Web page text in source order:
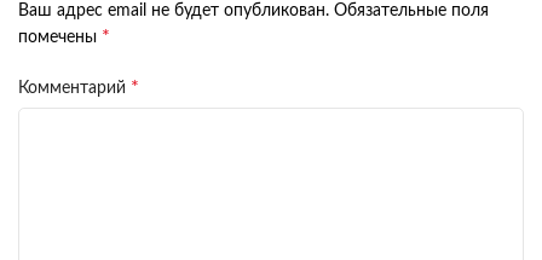
Ваш адрес email не будет опубликован. Обязательные поля
помечены *
Комментарий *